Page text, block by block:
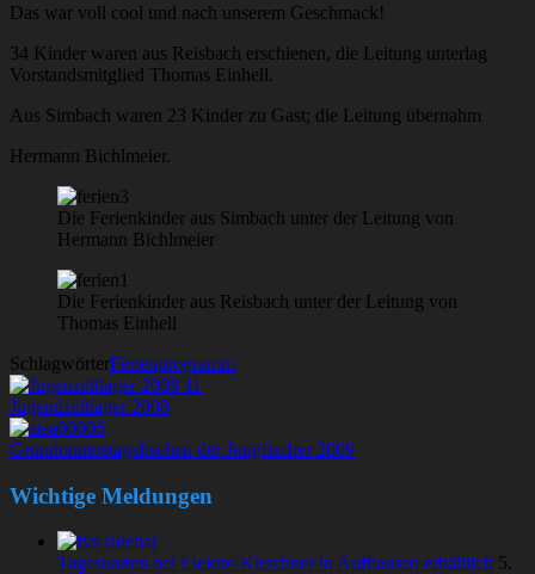
Das war voll cool und nach unserem Geschmack!
34 Kinder waren aus Reisbach erschienen, die Leitung unterlag
Vorstandsmitglied Thomas Einhell.
Aus Simbach waren 23 Kinder zu Gast; die Leitung übernahm
Hermann Bichlmeier.
Die Ferienkinder aus Simbach unter der Leitung von
Hermann Bichlmeier
Die Ferienkinder aus Reisbach unter der Leitung von
Thomas Einhell
SchlagwörterFerienprogramm
Jugendzeltlager 2008
Gründonnerstagsfischen der Jungfischer 2009
Wichtige Meldungen
Tageskarten bei Elektro Kirschner in Aufhausen erhältlich 5.